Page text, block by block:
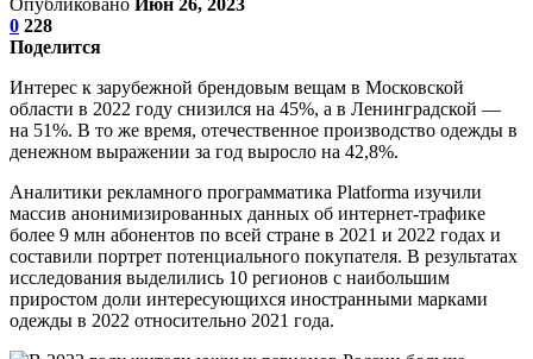
0 228
Поделится
Интерес к зарубежной брендовым вещам в Московской
области в 2022 году снизился на 45%, а в Ленинградской —
на 51%. В то же время, отечественное производство одежды в
денежном выражении за год выросло на 42,8%.
Аналитики рекламного программатика Platforma изучили
массив анонимизированных данных об интернет-трафике
более 9 млн абонентов по всей стране в 2021 и 2022 годах и
составили портрет потенциального покупателя. В результатах
исследования выделились 10 регионов с наибольшим
приростом доли интересующихся иностранными марками
одежды в 2022 относительно 2021 года.